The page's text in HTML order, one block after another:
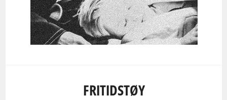
FRITIDSTØY